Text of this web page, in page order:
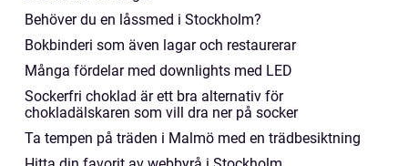
Behöver du en låssmed i Stockholm?
Bokbinderi som även lagar och restaurerar
Många fördelar med downlights med LED
Sockerfri choklad är ett bra alternativ för
chokladälskaren som vill dra ner på socker
Ta tempen på träden i Malmö med en trädbesiktning